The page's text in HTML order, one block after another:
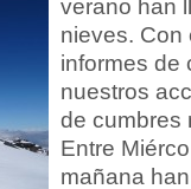
verano han
nieves. Con
informes de
nuestros
de cumbres
Entre
mañana